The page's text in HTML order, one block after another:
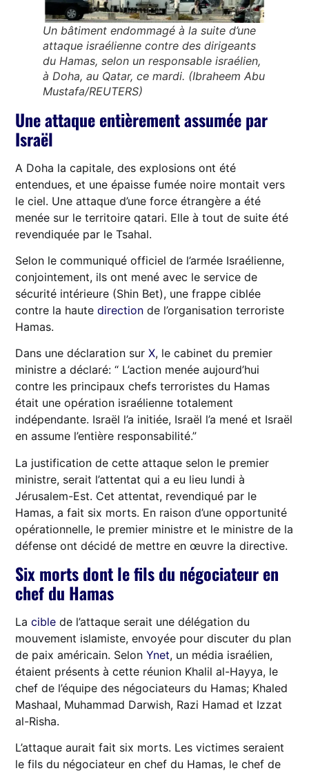
Un bâtiment endommagé à la suite d’une
attaque israélienne contre des dirigeants
du Hamas, selon un responsable israélien,
à Doha, au Qatar, ce mardi. (Ibraheem Abu
Mustafa/REUTERS)
Une attaque entièrement assumée par
Israël
A Doha la capitale, des explosions ont été
entendues, et une épaisse fumée noire montait vers
le ciel. Une attaque d’une force étrangère a été
menée sur le territoire qatari. Elle à tout de suite été
revendiquée par le Tsahal.
Selon le communiqué officiel de l’armée Israélienne,
conjointement, ils ont mené avec le service de
sécurité intérieure (Shin Bet), une frappe ciblée
contre la hautedirection de l’organisation terroriste
Hamas.
Dans une déclaration surX, le cabinet du premier
ministre a déclaré: “ L’action menée aujourd’hui
contre les principaux chefs terroristes du Hamas
était une opération israélienne totalement
indépendante. Israël l’a initiée, Israël l’a mené et Israël
en assume l’entière responsabilité.”
La justification de cette attaque selon le premier
ministre, serait l’attentat qui a eu lieu lundi à
Jérusalem-Est. Cet attentat, revendiqué par le
Hamas, a fait six morts. En raison d’une opportunité
opérationnelle, le premier ministre et le ministre de la
défense ont décidé de mettre en œuvre la directive.
Six morts dont le fils du négociateur en
chef du Hamas
Lacible de l’attaque serait une délégation du
mouvement islamiste, envoyée pour discuter du plan
de paix américain. SelonYnet, un média israélien,
étaient présents à cette réunion Khalil al-Hayya, le
chef de l’équipe des négociateurs du Hamas; Khaled
Mashaal, Muhammad Darwish, Razi Hamad et Izzat
al-Risha.
L’attaque aurait fait six morts. Les victimes seraient
le fils du négociateur en chef du Hamas, le chef de